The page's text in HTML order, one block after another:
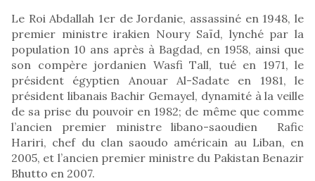
Le Roi Abdallah 1er de Jordanie, assassiné en 1948, le
premier ministre irakien Noury Saïd, lynché par la
population 10 ans après à Bagdad, en 1958, ainsi que
son compère jordanien Wasfi Tall, tué en 1971, le
président égyptien Anouar Al-Sadate en 1981, le
président libanais Bachir Gemayel, dynamité à la veille
de sa prise du pouvoir en 1982; de même que comme
l’ancien premier ministre libano-saoudien Rafic
Hariri, chef du clan saoudo américain au Liban, en
2005, et l’ancien premier ministre du Pakistan Benazir
Bhutto en 2007.